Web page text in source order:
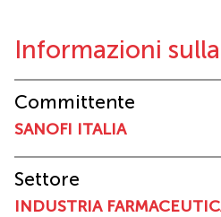
Informazioni
Committente
SANOFI ITALIA
Settore
INDUSTRIA